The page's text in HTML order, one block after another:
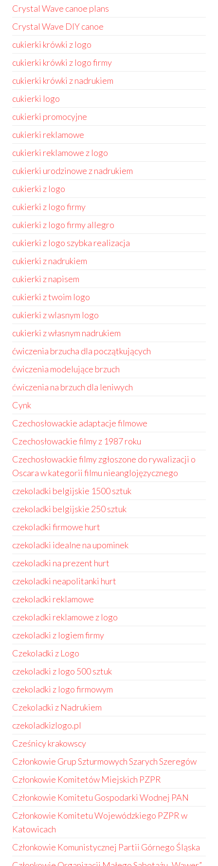
Crystal Wave canoe plans
Crystal Wave DIY canoe
cukierki krówki z logo
cukierki krówki z logo firmy
cukierki krówki z nadrukiem
cukierki logo
cukierki promocyjne
cukierki reklamowe
cukierki reklamowe z logo
cukierki urodzinowe z nadrukiem
cukierki z logo
cukierki z logo firmy
cukierki z logo firmy allegro
cukierki z logo szybka realizacja
cukierki z nadrukiem
cukierki z napisem
cukierki z twoim logo
cukierki z wlasnym logo
cukierki z własnym nadrukiem
ćwiczenia brzucha dla początkujących
ćwiczenia modelujące brzuch
ćwiczenia na brzuch dla leniwych
Cynk
Czechosłowackie adaptacje filmowe
Czechosłowackie filmy z 1987 roku
Czechosłowackie filmy zgłoszone do rywalizacji o
Oscara w kategorii filmu nieanglojęzycznego
czekoladki belgijskie 1500 sztuk
czekoladki belgijskie 250 sztuk
czekoladki firmowe hurt
czekoladki idealne na upominek
czekoladki na prezent hurt
czekoladki neapolitanki hurt
czekoladki reklamowe
czekoladki reklamowe z logo
czekoladki z logiem firmy
Czekoladki z Logo
czekoladki z logo 500 sztuk
czekoladki z logo firmowym
Czekoladki z Nadrukiem
czekoladkizlogo.pl
Cześnicy krakowscy
Członkowie Grup Szturmowych Szarych Szeregów
Członkowie Komitetów Miejskich PZPR
Członkowie Komitetu Gospodarki Wodnej PAN
Członkowie Komitetu Wojewódzkiego PZPR w
Katowicach
Członkowie Komunistycznej Partii Górnego Śląska